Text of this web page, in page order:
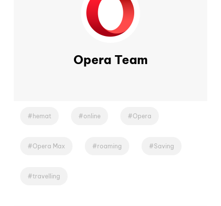
Opera Team
hemat online Opera
Opera Max roaming Saving
travelling